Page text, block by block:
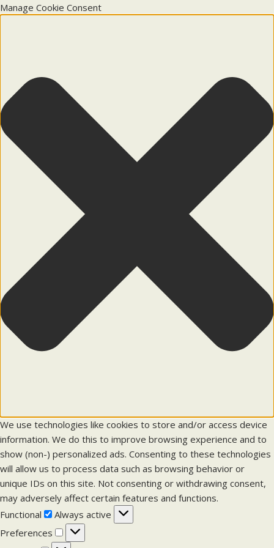
Manage Cookie Consent
We use technologies like cookies to store and/or access device
information. We do this to improve browsing experience and to
show (non-) personalized ads. Consenting to these technologies
will allow us to process data such as browsing behavior or
unique IDs on this site. Not consenting or withdrawing consent,
may adversely affect certain features and functions.
Functional
F
u
n
Always active
Preferences
P
r